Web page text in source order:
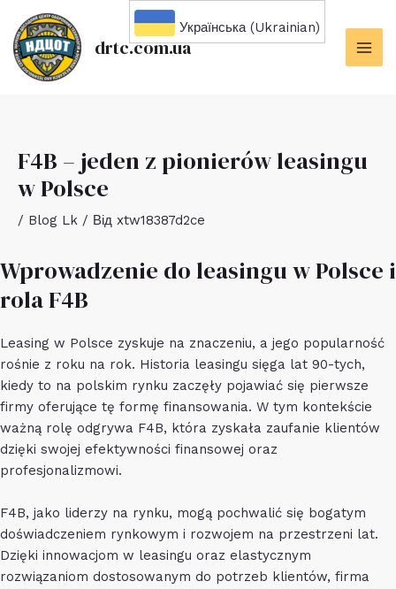
Перейти
вмісту
drtc.com.ua
F4B – jeden z pionierów leasingu
w Polsce
/ Blog Lk / Від xtw18387d2ce
Wprowadzenie do leasingu w Polsce i
rola F4B
Leasing w Polsce zyskuje na znaczeniu, a jego popularność
rośnie z roku na rok. Historia leasingu sięga lat 90-tych,
kiedy to na polskim rynku zaczęły pojawiać się pierwsze
firmy oferujące tę formę finansowania. W tym kontekście
ważną rolę odgrywa F4B, która zyskała zaufanie klientów
dzięki swojej efektywności finansowej oraz
profesjonalizmowi.
F4B, jako liderzy na rynku, mogą pochwalić się bogatym
doświadczeniem rynkowym i rozwojem na przestrzeni lat.
Dzięki innowacjom w leasingu oraz elastycznym
rozwiązaniom dostosowanym do potrzeb klientów, firma
Українська (Ukrainian)